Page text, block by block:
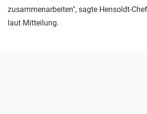
zusammenarbeiten", sagte Hensoldt-Chef
laut Mitteilung.